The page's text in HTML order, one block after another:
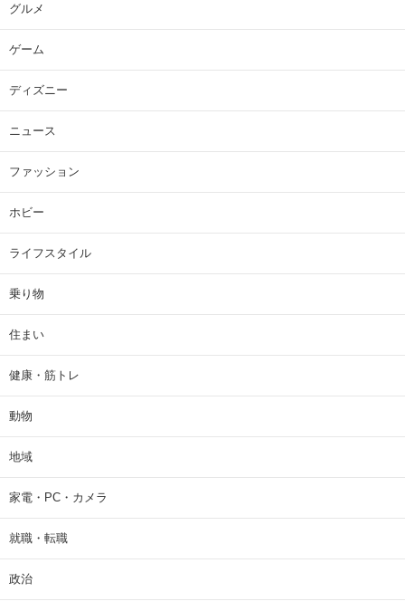
グルメ
ゲーム
ディズニー
ニュース
ファッション
ホビー
ライフスタイル
乗り物
住まい
健康・筋トレ
動物
地域
家電・PC・カメラ
就職・転職
政治